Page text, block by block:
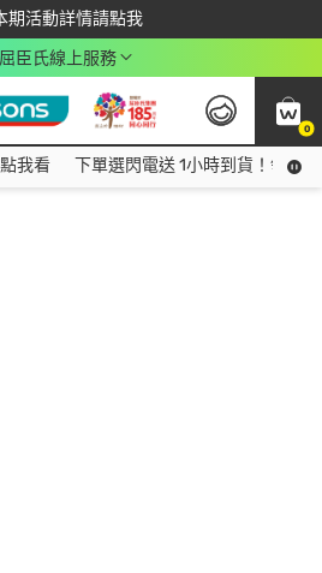
期活動詳情請點我
載app最高回饋$350
屈臣氏線上服務
0
看我看 下單選閃電送 1小時到貨！領神